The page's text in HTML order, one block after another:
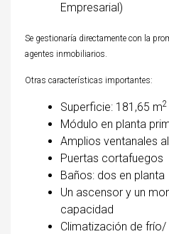
Empresarial)
Se gestionaría directamente con la
agentes inmobiliarios.
Otras características importantes:
Superficie: 181,65 m2
Módulo en planta
Amplios ventanales
Puertas cortafuegos
Baños: dos en planta
Un ascensor y un
capacidad
Climatización de